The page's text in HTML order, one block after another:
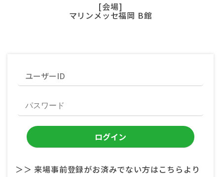
[会場]
マリンメッセ福岡 B館
＞＞ 来場事前登録がお済みでない方はこちらより